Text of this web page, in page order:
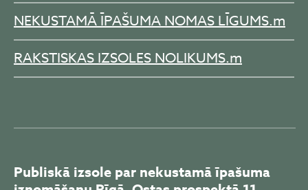
NEKUSTAMĀ ĪPAŠUMA NOMAS LĪGUMS.m
RAKSTISKAS IZSOLES NOLIKUMS.m
Publiskā izsole par nekustamā īpašuma